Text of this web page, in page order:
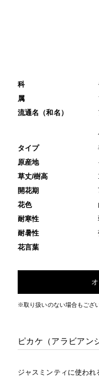
科
属
流通名（和名）
タイプ
原産地
草丈/樹高
開花期
花色
耐寒性
耐暑性
花言葉
※取り扱いのない場合もござ
ピカケ（アラビアン
ジャスミンティに使わ